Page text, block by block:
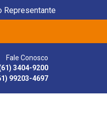
Representante
Fale Conosco
3404-9200
99203-4697